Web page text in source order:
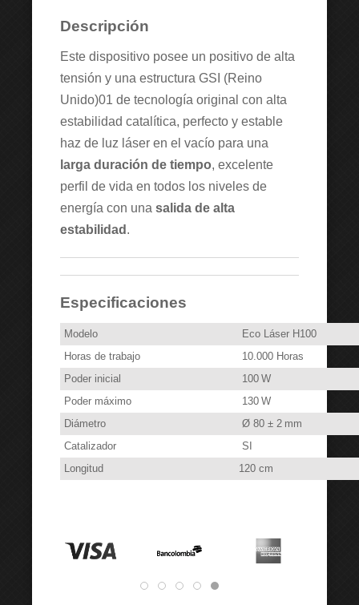
Descripción
Este dispositivo posee un positivo de alta
tensión y una estructura GSI (Reino
Unido)01 de tecnología original con alta
estabilidad catalítica, perfecto y estable
haz de luz láser en el vacío para una
larga duración de tiempo, excelente
perfil de vida en todos los niveles de
energía con una salida de alta
estabilidad .
Especificaciones
Modelo
Eco Láser H100
Horas de trabajo
10.000 Horas
Poder inicial
100 W
Poder máximo
130 W
Diámetro
Ø 80 ± 2 mm
Catalizador
SI
Longitud
120 cm